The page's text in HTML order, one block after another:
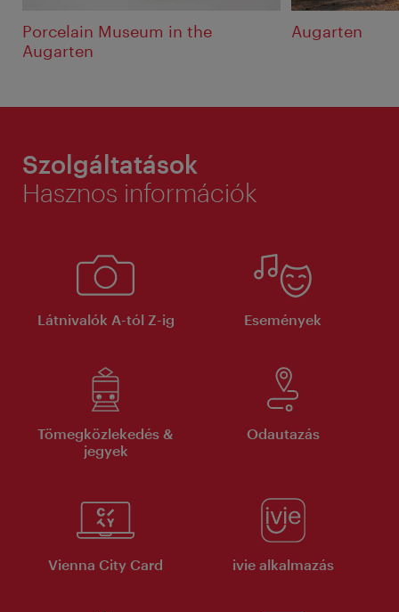
Porcelain Museum in the
Augarten
Augarten
Szolgáltatások
Hasznos információk
Látnivalók A-tól Z-ig Események
Tömegközlekedés &
jegyek
Odautazás
Vienna City Card ivie alkalmazás